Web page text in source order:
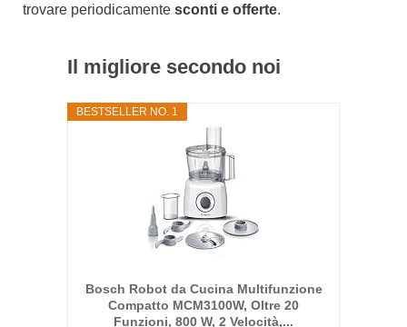
trovare periodicamente sconti e offerte.
Il migliore secondo noi
BESTSELLER NO. 1
Bosch Robot da Cucina Multifunzione
Compatto MCM3100W, Oltre 20
Funzioni, 800 W, 2 Velocità,...